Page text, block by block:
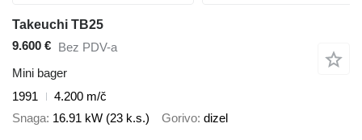
Takeuchi TB25
9.600 € Bez PDV-a
Mini bager
1991
4.200 m/č
Snaga 16.91 kW (23 k.s.) Gorivo dizel